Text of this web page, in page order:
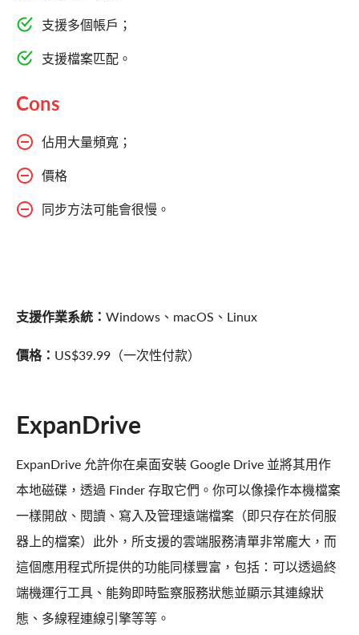
支援多個帳戶；
支援檔案匹配。
Cons
佔用大量頻寬；
價格
同步方法可能會很慢。
支援作業系統： Windows、macOS、Linux
價格： US$39.99（一次性付款）
ExpanDrive
ExpanDrive 允許你在桌面安裝 Google Drive 並將其用作
本地磁碟，透過 Finder 存取它們。你可以像操作本機檔案
一樣開啟、閱讀、寫入及管理遠端檔案（即只存在於伺服
器上的檔案）此外，所支援的雲端服務清單非常龐大，而
這個應用程式所提供的功能同樣豐富，包括：可以透過終
端機運行工具、能夠即時監察服務狀態並顯示其連線狀
態、多線程連線引擎等等。